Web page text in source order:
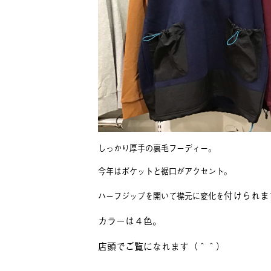
しっかり厚手の裏毛フーディー。
今年はポケットと裾口がアクセント。
ハーフジップを開いて襟元に変化を付けられ
カラーは４色。
店頭でご覧になれます（＾＾）